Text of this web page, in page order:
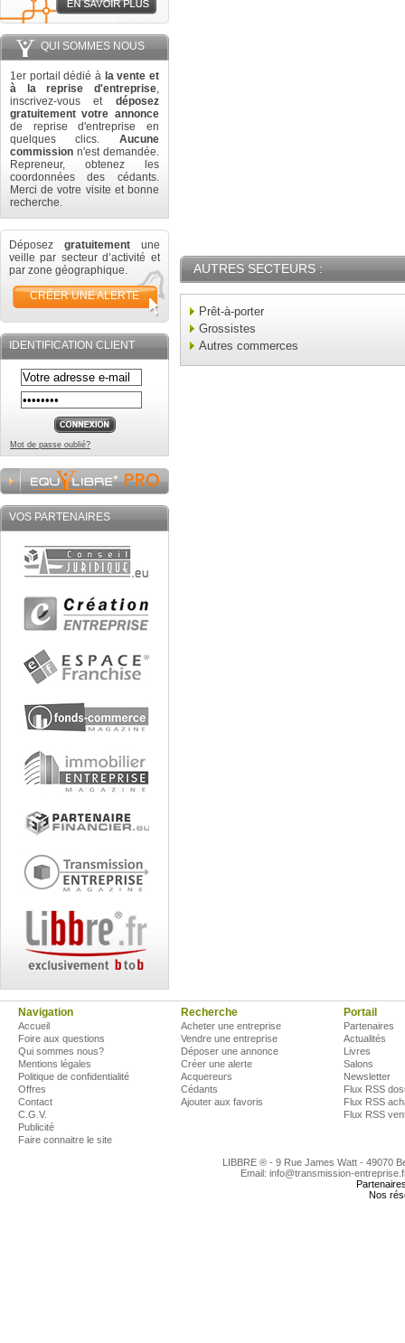
QUI SOMMES NOUS
1er portail dédié à la vente et
à la reprise d'entreprise,
inscrivez-vous et déposez
gratuitement votre annonce
de reprise d'entreprise en
quelques clics. Aucune
commission n'est demandée.
Repreneur, obtenez les
coordonnées des cédants.
Merci de votre visite et bonne
recherche.
Déposez gratuitement une
veille par secteur d’activité et
par zone géographique.
CRÉER UNE ALERTE
IDENTIFICATION CLIENT
Mot de passe oublié?
VOS PARTENAIRES
AUTRES SECTEURS :
Prêt-à-porter
Grossistes
Autres commerces
Navigation
Accueil
Foire aux questions
Qui sommes nous?
Mentions légales
Politique de confidentialité
Offres
Contact
C.G.V.
Publicité
Faire connaitre le site
Recherche
Acheter une entreprise
Vendre une entreprise
Déposer une annonce
Créer une alerte
Acquereurs
Cédants
Ajouter aux favoris
Portail
Partenaires
Actualités
Livres
Salons
Newsletter
Flux RSS
Flux RSS
Flux RSS
LIBBRE ® - 9 Rue James Watt - 49070
Email: info@transmission-
Nos